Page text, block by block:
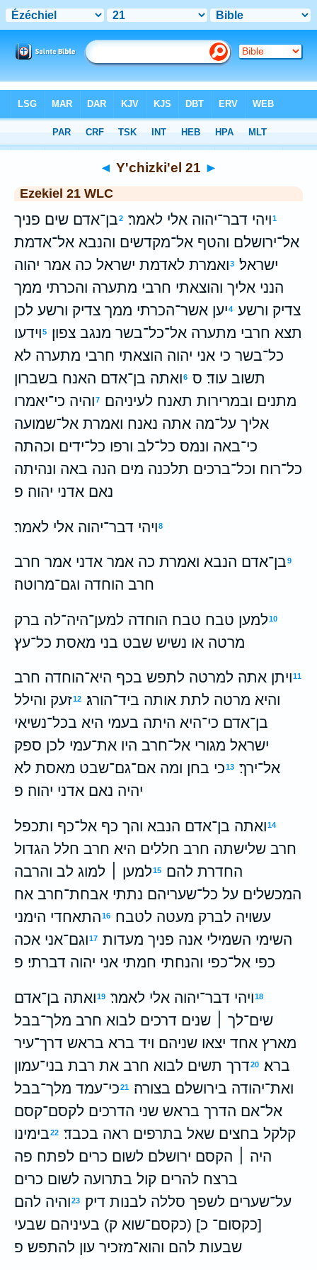
> Y'chizki'el 21
◄ Y'chizki'el 21 ►
Ezekiel 21 WLC
1ויהי דבר־יהוה אלי לאמר׃ 2בן־אדם שים פניך
אל־ירושלם והטף אל־מקדשים והנבא אל־אדמת
ישראל׃ 3ואמרת לאדמת ישראל כה אמר יהוה
הנני אליך והוצאתי חרבי מתערה והכרתי ממך
צדיק ורשע׃ 4יען אשר־הכרתי ממך צדיק ורשע לכן
תצא חרבי מתערה אל־כל־בשר מנגב צפון׃
5וידעו
כל־בשר כי אני יהוה הוצאתי חרבי מתערה לא
תשוב עוד׃ ס 6ואתה בן־אדם האנח בשברון
מתנים ובמרירות תאנח לעיניהם׃
7והיה כי־יאמרו
אליך על־מה אתה נאנח ואמרת אל־שמועה
כי־באה ונמס כל־לב ורפו כל־ידים וכהתה
כל־רוח וכל־ברכים תלכנה מים הנה באה ונהיתה
נאם אדני יהוה׃ פ
8ויהי דבר־יהוה אלי לאמר׃
9בן־אדם הנבא ואמרת כה אמר אדני אמר חרב
חרב הוחדה וגם־מרוטה׃
10למען טבח טבח הוחדה למען־היה־לה ברק
מרטה או נשיש שבט בני מאסת כל־עץ׃
11ויתן אתה למרטה לתפש בכף היא־הוחדה חרב
והיא מרטה לתת אותה ביד־הורג׃
12זעק והילל
בן־אדם כי־היא היתה בעמי היא בכל־נשיאי
ישראל מגורי אל־חרב היו את־עמי לכן ספק
אל־ירך׃ 13כי בחן ומה אם־גם־שבט מאסת לא
יהיה נאם אדני יהוה׃ פ
14ואתה בן־אדם הנבא והך כף אל־כף ותכפל
חרב שלישתה חרב חללים היא חרב חלל הגדול
החדרת להם׃
15למען ׀ למוג לב והרבה
המכשלים על כל־שעריהם נתתי אבחת־חרב אח
עשויה לברק מעטה לטבח׃
16התאחדי הימני
השימי השמילי אנה פניך מעדות׃ 17וגם־אני אכה
כפי אל־כפי והנחתי חמתי אני יהוה דברתי׃ פ
18ויהי דבר־יהוה אלי לאמר׃ 19ואתה בן־אדם
שים־לך ׀ שנים דרכים לבוא חרב מלך־בבל
מארץ אחד יצאו שניהם ויד ברא בראש דרך־עיר
ברא׃
20דרך תשים לבוא חרב את רבת בני־עמון
ואת־יהודה בירושלם בצורה׃
21כי־עמד מלך־בבל
אל־אם הדרך בראש שני הדרכים לקסם־קסם
קלקל בחצים שאל בתרפים ראה בכבד׃ 22 בימינו
היה ׀ הקסם ירושלם לשום כרים לפתח פה
ברצח להרים קול בתרועה לשום כרים
על־שערים לשפך סללה לבנות דיק׃
23והיה להם
[כקסום־ כ] (כקסם־שוא ק) בעיניהם שבעי
שבעות להם והוא־מזכיר עון להתפש׃ פ